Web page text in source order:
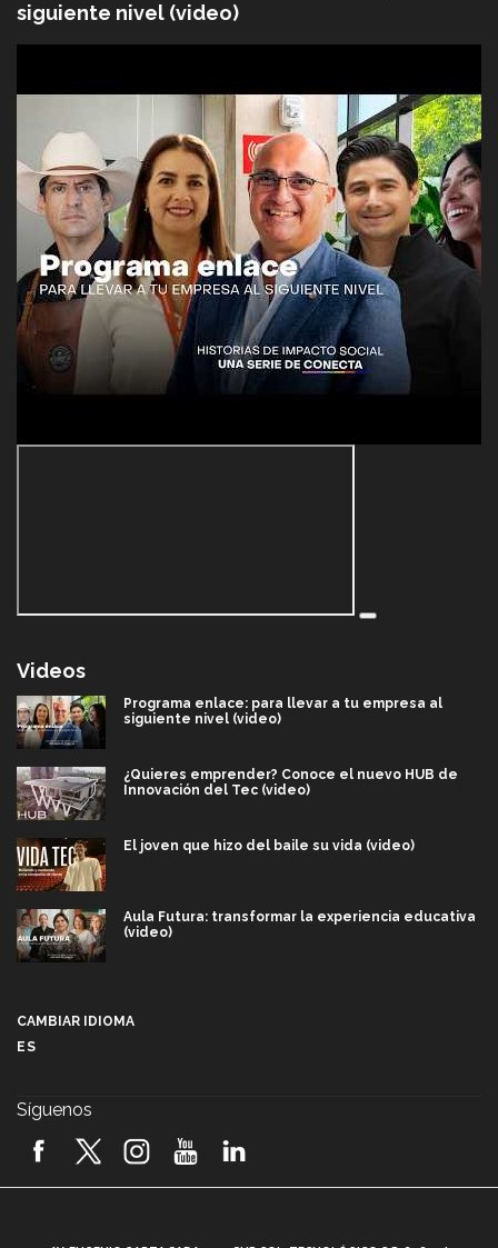
siguiente nivel (video)
Videos
Programa enlace: para llevar a tu empresa al
siguiente nivel (video)
¿Quieres emprender? Conoce el nuevo HUB de
Innovación del Tec (video)
El joven que hizo del baile su vida (video)
Aula Futura: transformar la experiencia educativa
(video)
2026! (video)
CAMBIAR IDIOMA
ES
Síguenos